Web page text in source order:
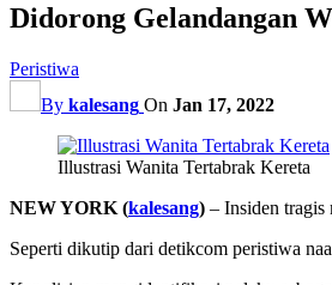
Didorong Gelandangan
Peristiwa
By kalesang On Jan 17, 2022
Illustrasi Wanita Tertabrak Kereta
NEW YORK (kalesang) – Insiden tragis
Seperti dikutip dari detikcom peristiwa